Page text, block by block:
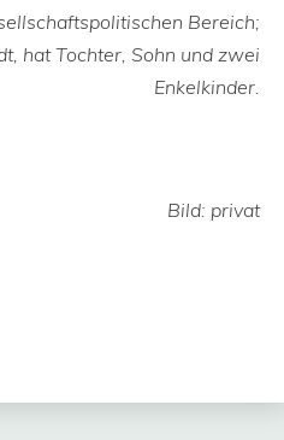
Bereich;
hat Tochter, Sohn und zwei
Enkelkinder.
Bild: privat